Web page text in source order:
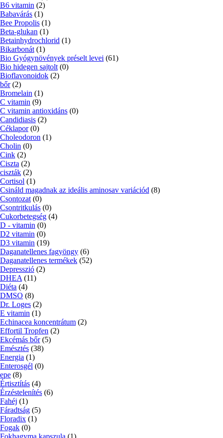
B6 vitamin (2)
Babavárás (1)
Bee Propolis (1)
Beta-glukan (1)
Betainhydrochlorid (1)
Bikarbonát (1)
Bio Gyógynövények préselt levei (61)
Bio hidegen sajtolt (0)
Bioflavonoidok (2)
bőr (2)
Bromelain (1)
C vitamin (9)
C vitamin antioxidáns (0)
Candidiasis (2)
Céklapor (0)
Choleodoron (1)
Cholin (0)
Cink (2)
Ciszta (2)
ciszták (2)
Cortisol (1)
Csináld magadnak az ideális aminosav variációd (8)
Csontozat (0)
Csontritkulás (0)
Cukorbetegség (4)
D - vitamin (0)
D2 vitamin (0)
D3 vitamin (19)
Daganatellenes fagyöngy (6)
Daganatellenes termékek (52)
Depresszió (2)
DHEA (11)
Diéta (4)
DMSO (8)
Dr. Loges (2)
E vitamin (1)
Echinacea koncentrátum (2)
Effortil Tropfen (2)
Ekcémás bőr (5)
Emésztés (38)
Energia (1)
Enterosgél (0)
epe (8)
Értisztítás (4)
Érzéstelenítés (6)
Fahéj (1)
Fáradtság (5)
Floradix (1)
Fogak (0)
Fokhagyma kapszula (1)